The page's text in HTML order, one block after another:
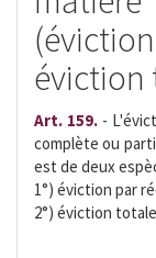
éviction
Art. 159.-
complète ou
est de deux
1°) éviction par
2°) éviction